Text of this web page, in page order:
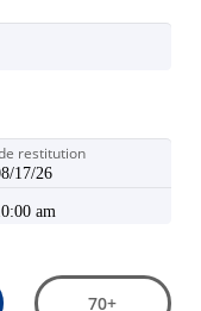
restitution
70+